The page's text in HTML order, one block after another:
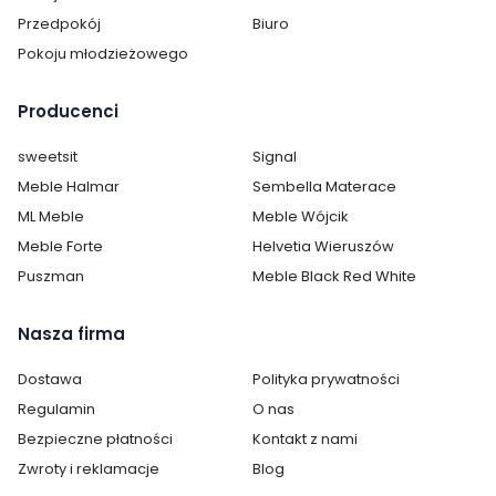
Długość: 180
Pokój:
Jadalnia
Salon
Materiał siedziska / blatu: ceramika
Kolor siedziska / blatu: biały
Kolor stołu: Biały
Przedpokój
Biuro
Pokoju młodzieżowego
Producenci
sweetsit
Signal
Meble Halmar
Sembella Materace
ML Meble
Meble Wójcik
Meble Forte
Helvetia Wieruszów
Puszman
Meble Black Red White
Nasza firma
Dostawa
Polityka prywatności
Regulamin
O nas
Bezpieczne płatności
Kontakt z nami
Zwroty i reklamacje
Blog